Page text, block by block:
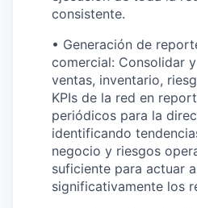
consistente.
• Generación de
comercial: Consolidar
ventas, inventario,
KPIs de la red en
periódicos para la
identificando
negocio y riesgos
suficiente para actuar
significativamente los